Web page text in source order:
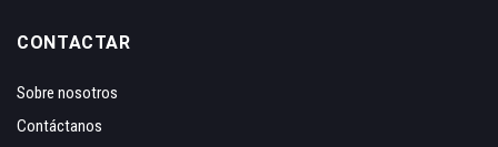
CONTACTAR
Sobre nosotros
Contáctanos